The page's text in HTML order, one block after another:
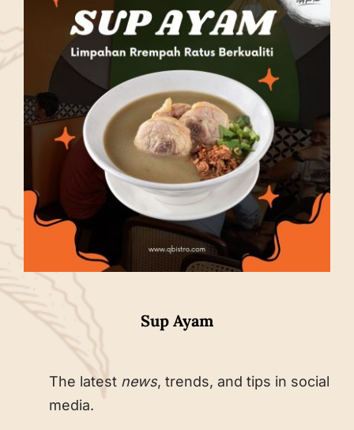
The latest news, trends, and tips in social
media.
Sup Ayam